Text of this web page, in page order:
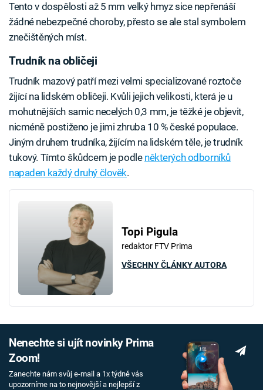
Tento v dospělosti až 5 mm velký hmyz sice nepřenáší
žádné nebezpečné choroby, přesto se ale stal symbolem
znečištěných míst.
Trudník na obličeji
Trudník mazový patří mezi velmi specializované roztoče
žijící na lidském obličeji. Kvůli jejich velikosti, která je u
mohutnějších samic necelých 0,3 mm, je těžké je objevit,
nicméně postiženo je jimi zhruba 10 % české populace.
Jiným druhem trudníka, žijícím na lidském těle, je trudník
tukový. Tímto škůdcem je podle některých odborníků
napaden každý druhý člověk.
Topi Pigula
redaktor FTV Prima
VŠECHNY ČLÁNKY AUTORA
Nenechte si ujít novinky Prima
Zoom!
Zanechte nám svůj e-mail a 1x týdně vás
upozorníme na to nejnovější a nejlepší z